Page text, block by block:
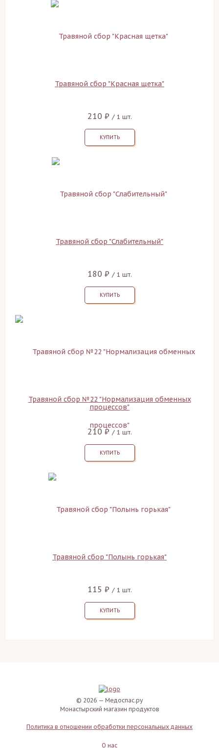
Травяной сбор "Красная щетка"
210 ₽ / 1 шт.
КУПИТЬ
Травяной сбор "Слабительный"
180 ₽ / 1 шт.
КУПИТЬ
Травяной сбор №22 "Нормализация обменных
процессов"
210 ₽ / 1 шт.
КУПИТЬ
Травяной сбор "Полынь горькая"
115 ₽ / 1 шт.
КУПИТЬ
© 2026 — Медоспас.ру
Монастырский магазин продуктов
Политика в отношении обработки персональных данных
О нас